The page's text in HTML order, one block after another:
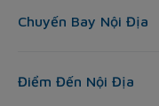
Chuyến Bay Nội Địa
Điểm Đến Nội Địa